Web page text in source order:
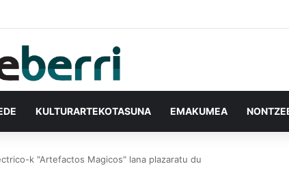
KULTURARTEKOTASUNA EMAKUMEA
k "Artefactos Magicos" lana plazaratu du